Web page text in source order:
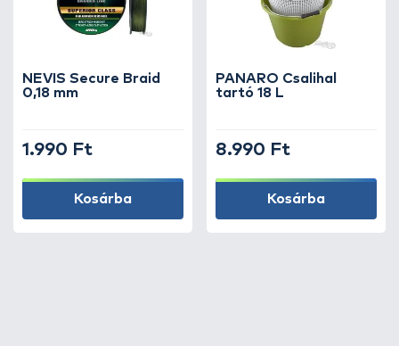
NEVIS Secure Braid
0,18 mm
1.990 Ft
Kosárba
PANARO Csalihal
tartó 18 L
8.990 Ft
Kosárba